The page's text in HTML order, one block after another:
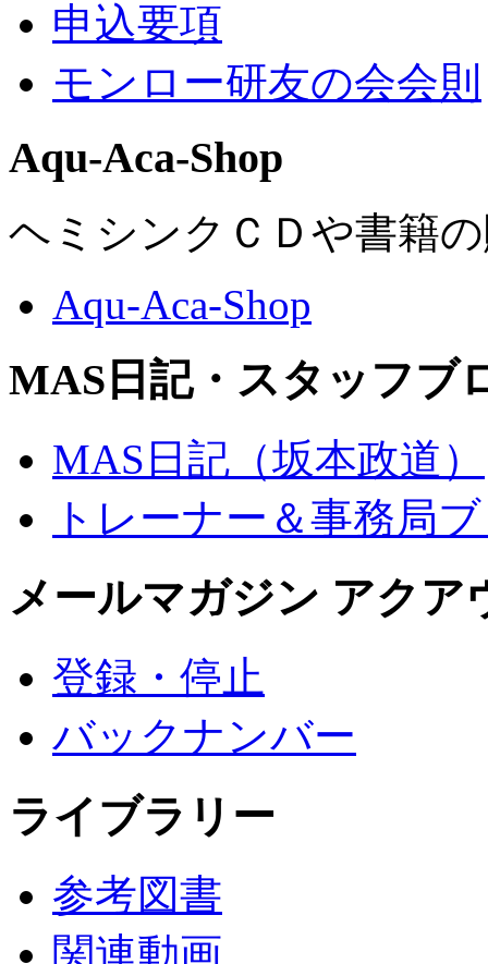
申込要項
モンロー研友の会会則
Aqu-Aca-Shop
ヘミシンクＣＤや書籍
Aqu-Aca-Shop
MAS日記・スタッフブ
MAS日記（坂本政道）
トレーナー＆事務局
メールマガジン アクア
登録・停止
バックナンバー
ライブラリー
参考図書
関連動画